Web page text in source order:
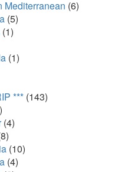
Mediterranean (6)
(5)
(1)
(1)
*** (143)
(4)
(10)
(4)